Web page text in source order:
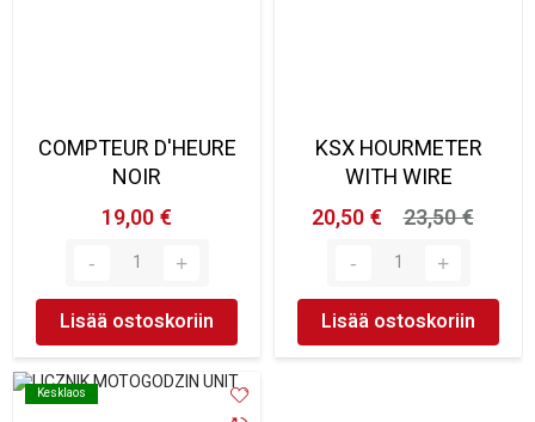
COMPTEUR D'HEURE
NOIR
19,00 €
Lisää ostoskoriin
KSX HOURMETER
WITH WIRE
20,50 €
23,50 €
Lisää ostoskoriin
Kesklaos
Kesklaos